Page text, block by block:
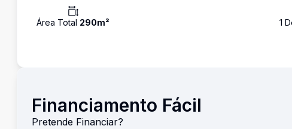
Área Total 290m² 1
Financiamento Fácil
Pretende Financiar?